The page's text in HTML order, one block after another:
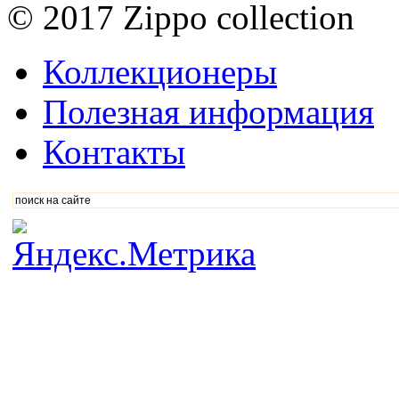
© 2017 Zippo collection
Коллекционеры
Полезная информация
Контакты